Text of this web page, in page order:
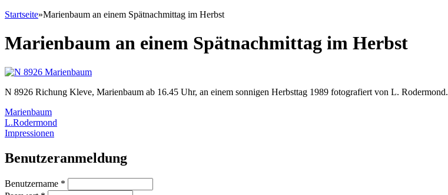
Startseite»Marienbaum an einem Spätnachmittag im Herbst
Marienbaum an einem Spätnachmittag im Herbst
N 8926 Richung Kleve, Marienbaum ab 16.45 Uhr, an einem sonnigen Herbsttag 1989 fotografiert von L. Rodermond.
Marienbaum
L.Rodermond
Impressionen
Benutzeranmeldung
Benutzername *